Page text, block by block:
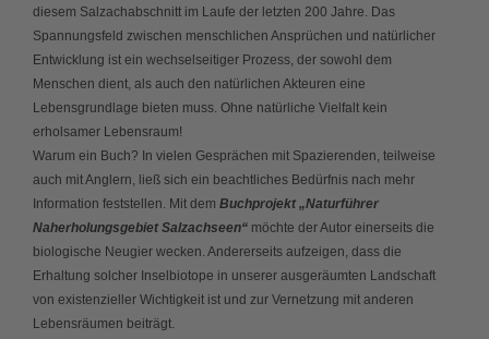
diesem Salzachabschnitt im Laufe der letzten 200 Jahre. Das
Spannungsfeld zwischen menschlichen Ansprüchen und natürlicher
Entwicklung ist ein wechselseitiger Prozess, der sowohl dem
Menschen dient, als auch den natürlichen Akteuren eine
Lebensgrundlage bieten muss. Ohne natürliche Vielfalt kein
erholsamer Lebensraum!
Warum ein Buch? In vielen Gesprächen mit Spazierenden, teilweise
auch mit Anglern, ließ sich ein beachtliches Bedürfnis nach mehr
Information feststellen. Mit dem Buchprojekt „Naturführer
Naherholungsgebiet Salzachseen“ möchte der Autor einerseits die
biologische Neugier wecken. Andererseits aufzeigen, dass die
Erhaltung solcher Inselbiotope in unserer ausgeräumten Landschaft
von existenzieller Wichtigkeit ist und zur Vernetzung mit anderen
Lebensräumen beiträgt.